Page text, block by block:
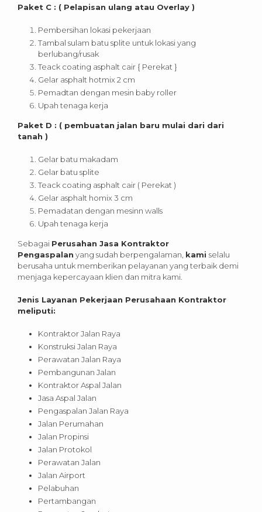
Paket C : ( Pelapisan ulang atau Overlay )
Pembersihan lokasi pekerjaan
Tambal sulam batu splite untuk lokasi yang
berlubang/rusak
Teack coating asphalt cair { Perekat }
Gelar asphalt hotmix 2 cm
Pemadtan dengan mesin baby roller
Upah tenaga kerja
Paket D : ( pembuatan jalan baru mulai dari dari
tanah )
Gelar batu makadam
Gelar batu splite
Teack coating asphalt cair ( Perekat )
Gelar asphalt homix 3 cm
Pemadatan dengan mesinn walls
Upah tenaga kerja
Sebagai Perusahan Jasa Kontraktor
Pengaspalan yang sudah berpengalaman, kami selalu
berusaha untuk memberikan pelayanan yang terbaik demi
menjaga kepercayaan klien dan mitra kami.
Jenis Layanan Pekerjaan Perusahaan Kontraktor
meliputi:
Kontraktor Jalan Raya
Konstruksi Jalan Raya
Perawatan Jalan Raya
Pembangunan Jalan
Kontraktor Aspal Jalan
Jasa Aspal Jalan
Pengaspalan Jalan Raya
Jalan Perumahan
Jalan Propinsi
Jalan Protokol
Perawatan Jalan
Jalan Airport
Pelabuhan
Pertambangan